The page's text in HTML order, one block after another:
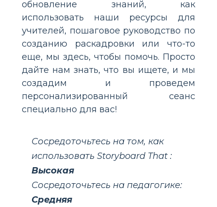
обновление знаний, как
использовать наши ресурсы для
учителей, пошаговое руководство по
созданию раскадровки или что-то
еще, мы здесь, чтобы помочь. Просто
дайте нам знать, что вы ищете, и мы
создадим и проведем
персонализированный сеанс
специально для вас!
Сосредоточьтесь на том, как
использовать Storyboard That :
Высокая
Сосредоточьтесь на педагогике:
Средняя